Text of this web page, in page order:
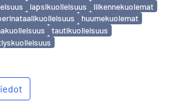
lapsikuolleisuus
liikennekuolemat
huumekuolemat
tautikuolleisuus